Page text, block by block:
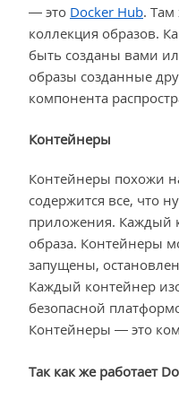
— это Docker Hub. Там
коллекция образов.
быть созданы вами
образы созданные
компонента
Контейнеры
Контейнеры похожи
содержится все, что
приложения. Каждый
образа. Контейнеры
запущены,
Каждый контейнер
безопасной
Контейнеры — это
Так как же работает